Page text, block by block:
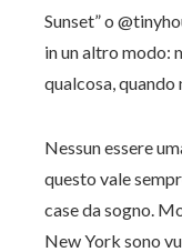
Sunset” o
in un altro modo:
qualcosa, quando
Nessun essere
questo vale
case da sogno.
New York sono